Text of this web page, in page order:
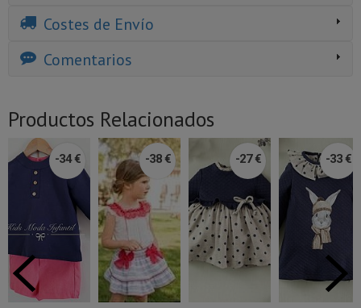
Costes de Envío
Comentarios
Productos Relacionados
-34 € -38 € -27 € -33 €